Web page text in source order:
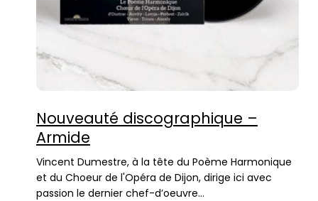
Nouveauté discographique –
Armide
Vincent Dumestre, à la tête du Poème Harmonique
et du Choeur de l'Opéra de Dijon, dirige ici avec
passion le dernier chef-d’oeuvre…